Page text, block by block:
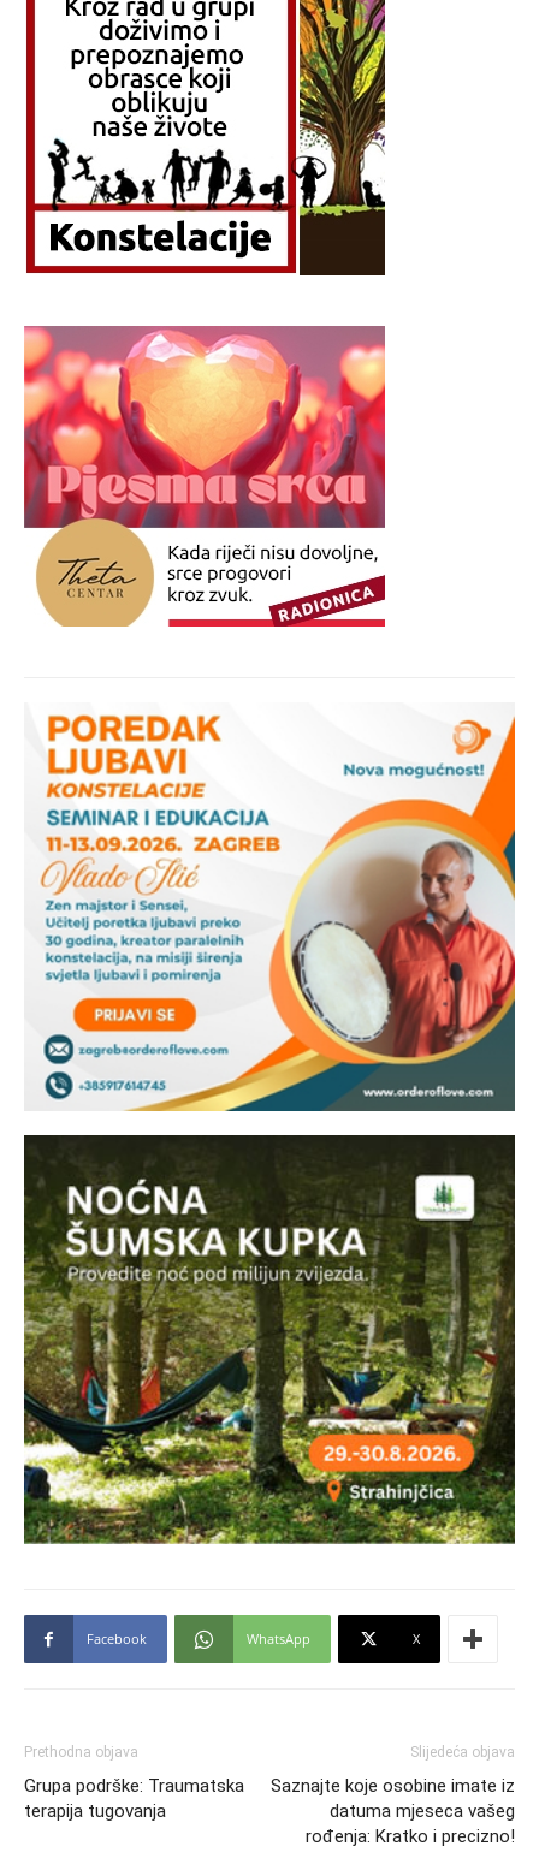
Facebook WhatsApp X
Prethodna objava
Grupa podrške: Traumatska
terapija tugovanja
Slijedeća objava
Saznajte koje osobine imate iz
datuma mjeseca vašeg
rođenja: Kratko i precizno!